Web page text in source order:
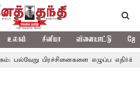
உலகம் சினிமா விளையாட்டு
எழுப்ப எதிர்க்கட்சிகள்